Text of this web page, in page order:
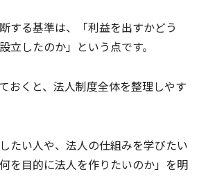
する基準は、「利益を出すかどう
立したのか」という点です。
おくと、法人制度全体を整理しやす
たい人や、法人の仕組みを学びたい
を目的に法人を作りたいのか」を明